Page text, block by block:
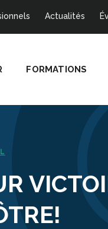
Actualités
FORMATIONS